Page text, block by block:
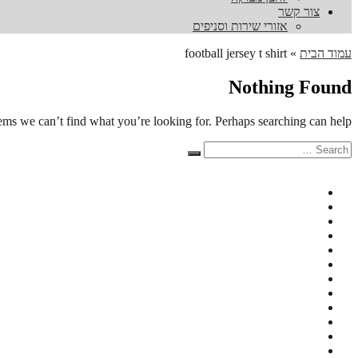
צור קשר
אזורי שירות וסניפים
עמוד הבית »
football jersey t shirt
Nothing Found
we can’t find what you’re looking for. Perhaps searching can help.
Search
for:
Search